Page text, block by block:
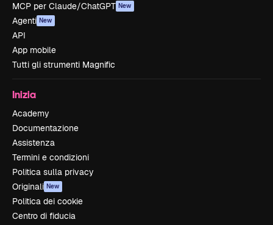
MCP per Claude/ChatGPT New
Agenti New
API
App mobile
Tutti gli strumenti Magnific
Inizia
Academy
Documentazione
Assistenza
Termini e condizioni
Politica sulla privacy
Originali New
Politica dei cookie
Centro di fiducia